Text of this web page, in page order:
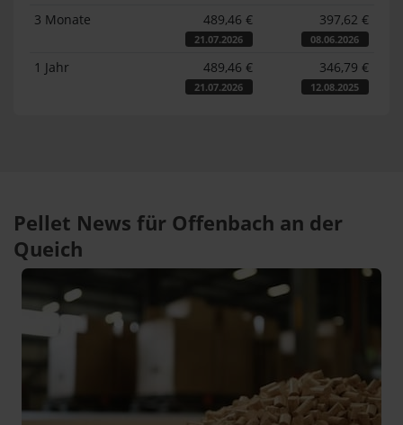
3 Monate 489,46 €
21.07.2026
397,62 €
08.06.2026
1 Jahr 489,46 €
21.07.2026
346,79 €
12.08.2025
Pellet News für Offenbach an der
Queich